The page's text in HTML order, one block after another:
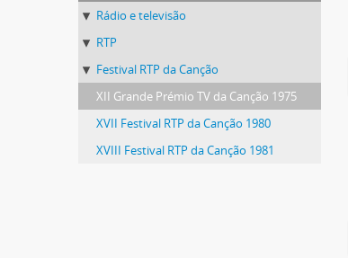
Rádio e televisão
RTP
Festival RTP da Canção
XII Grande Prémio TV da Canção 1975
XVII Festival RTP da Canção 1980
XVIII Festival RTP da Canção 1981